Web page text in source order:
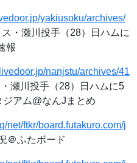
yakiusoku/archives/
・瀬川投手（28）日ハムに
報
nanjstu/archives/41
瀬川投手（28）日ハムに5
アム@なんJまとめ
net/ftkr/board.futakuro.com/j
＠ふたボード